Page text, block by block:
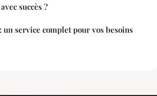
succès ?
un service complet pour vos besoins